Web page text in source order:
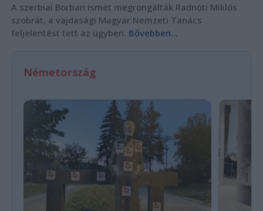
A szerbiai Borban ismét megrongálták Radnóti Miklós
szobrát, a vajdasági Magyar Nemzeti Tanács
feljelentést tett az ügyben. Bővebben...
Németország